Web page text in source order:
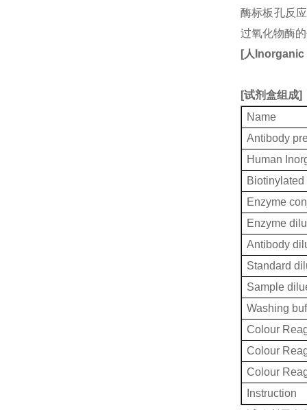
酶标板孔反
过氧化物酶
[人
[试剂盒组成]
Name
Antibody
Human
Enzyme
Enzyme
Antibody
Standard
Sample
Washing
Colour
Colour
Colour
Instruction